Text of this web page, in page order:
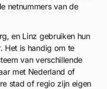
netnummers van de
en Linz gebruiken hun
. Het is handig om te
van verschillende
met Nederland of
stad of regio zijn eigen